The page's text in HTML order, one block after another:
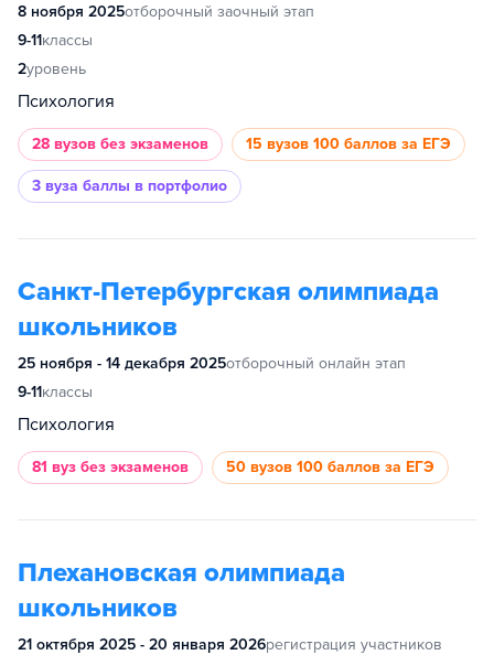
8 ноября 2025отборочный заочный этап
9-11классы
2уровень
Психология
28 вузов без экзаменов 15 вузов 100 баллов за ЕГЭ
3 вуза баллы в портфолио
Санкт-Петербургская олимпиада
школьников
25 ноября - 14 декабря 2025отборочный онлайн этап
9-11классы
Психология
81 вуз без экзаменов 50 вузов 100 баллов за ЕГЭ
Плехановская олимпиада
школьников
21 октября 2025 - 20 января 2026регистрация участников